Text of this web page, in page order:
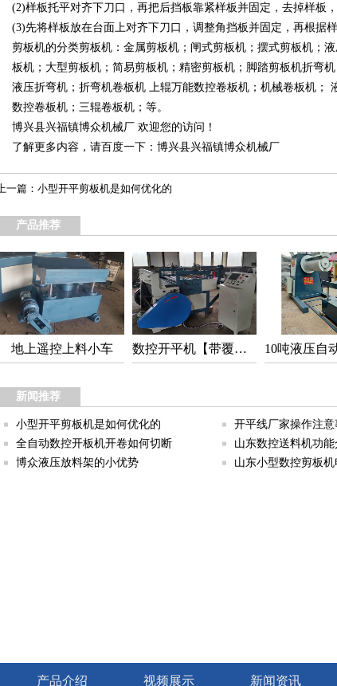
(2)样板托平对齐下刀口，再把后挡板靠紧样板并固定，去掉样板
(3)先将样板放在台面上对齐下刀口，调整角挡板并固定，再根据
剪板机的分类剪板机：金属剪板机；闸式剪板机；摆式剪板机；
板机；大型剪板机；简易剪板机；精密剪板机；脚踏剪板机折弯
液压折弯机；折弯机卷板机 上辊万能数控卷板机；机械卷板机；
数控卷板机；三辊卷板机；等。
博兴县兴福镇博众机械厂 欢迎您的访问！
了解更多内容，请百度一下：博兴县兴福镇博众机械厂
上一篇： 小型开平剪板机是如何优化的
产品推荐
地上遥控上料小车 数控开平机【带覆膜功能】
新闻推荐
小型开平剪板机是如何优化的
全自动数控开板机开卷如何切断
博众液压放料架的小优势
开平线厂家操作注意
山东数控送料机功能
山东小型数控剪板机
产品介绍 视频展示 新闻资讯